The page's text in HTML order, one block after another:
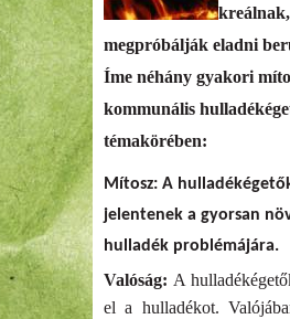
megpróbálják eladni
Íme néhány gyakori
kommunális
témakörében:
Mítosz: A
jelentenek a gyorsan
hulladék problémájára.
Valóság: A
el a hulladékot.